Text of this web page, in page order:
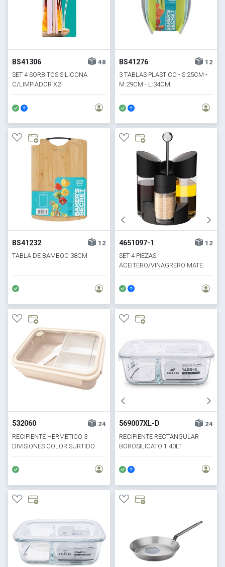
BS41306
48
SET 4 SORBITOS SILICONA
C/LIMPIADOR X2
BS41276
12
3 TABLAS PLASTICO - S:25CM -
M:29CM - L:34CM
BS41232
12
TABLA DE BAMBOO 38CM
4651097-1
12
SET 4 PIEZAS
ACEITERO/VINAGRERO MATE.
H22X14X13CM
532060
24
RECIPIENTE HERMETICO 3
DIVISIONES COLOR SURTIDO
569007XL-D
24
RECIPIENTE RECTANGULAR
BOROSILICATO 1.40LT
22.5X17XH7.5CM C/DIVISION